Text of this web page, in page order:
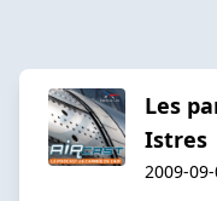
Les
Istres
2009-09-